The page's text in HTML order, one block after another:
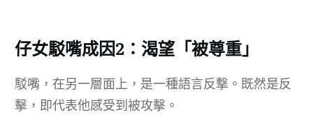
仔女駁嘴成因2：渴望「被尊重」
駁嘴，在另一層面上，是一種語言反撃。既然是反
擊，即代表他感受到被攻擊。